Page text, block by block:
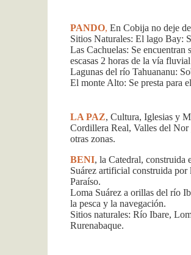
PANDO, En Cobija no deje
Sitios Naturales: El lago Bay:
Las Cachuelas: Se
escasas 2 horas de la vía
Lagunas del río Tahuananu:
El monte Alto: Se presta para
LA PAZ, Cultura, Iglesias y
Cordillera Real, Valles del
otras zonas.
BENI, la Catedral, construida
Suárez artificial construida por
Paraíso.
Loma Suárez a orillas del río
la pesca y la navegación.
Sitios naturales: Río Ibare,
Rurenabaque.